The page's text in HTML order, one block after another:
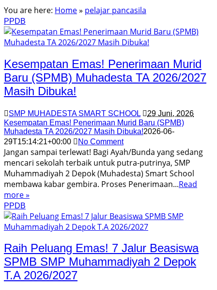
You are here: Home» pelajar pancasila
PPDB
Kesempatan Emas! Penerimaan Murid
Baru (SPMB) Muhadesta TA 2026/2027
Masih Dibuka!
SMP MUHADESTA SMART SCHOOL
29 Juni, 2026
Kesempatan Emas! Penerimaan Murid Baru (SPMB)
Muhadesta TA 2026/2027 Masih Dibuka!2026-06-
29T15:14:21+00:00
No Comment
Jangan sampai terlewat! Bagi Ayah/Bunda yang sedang
mencari sekolah terbaik untuk putra-putrinya, SMP
Muhammadiyah 2 Depok (Muhadesta) Smart School
membawa kabar gembira. Proses Penerimaan...Read
more »
PPDB
Raih Peluang Emas! 7 Jalur Beasiswa
SPMB SMP Muhammadiyah 2 Depok
T.A 2026/2027